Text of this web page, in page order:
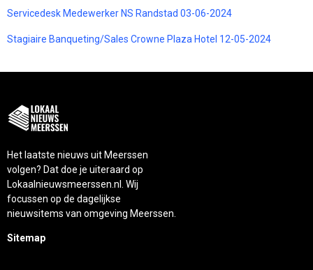
Servicedesk Medewerker NS Randstad 03-06-2024
Stagiaire Banqueting/Sales Crowne Plaza Hotel 12-05-2024
Het laatste nieuws uit Meerssen
volgen? Dat doe je uiteraard op
Lokaalnieuwsmeerssen.nl. Wij
focussen op de dagelijkse
nieuwsitems van omgeving Meerssen.
Sitemap